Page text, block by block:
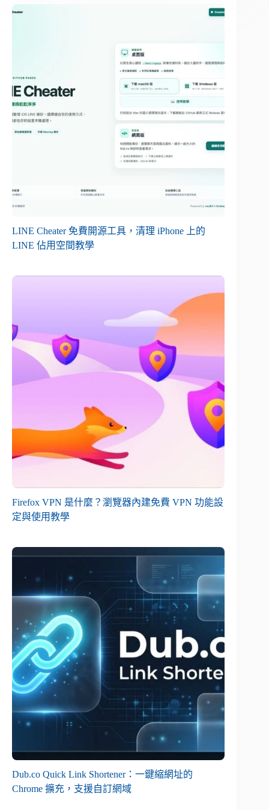
LINE Cheater 免費開源工具，清理 iPhone 上的
LINE 佔用空間教學
Firefox VPN 是什麼？瀏覽器內建免費 VPN 功能設
定與使用教學
Dub.co Quick Link Shortener：一鍵縮網址的
Chrome 擴充，支援自訂網域